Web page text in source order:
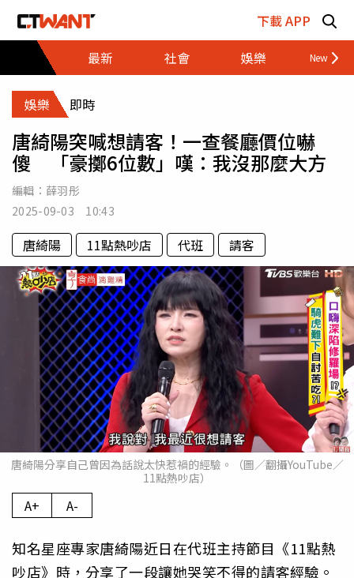
下載 APP
最新
社會 娛樂 財經
娛樂 即時
唐綺陽突喊想請客！一查餐廳價位嚇
傻 「豪擲6位數」嘆：我沒那麼大方
編輯： 薛羽彤
2025-09-03 10:43
唐綺陽 11點熱吵店 代班 請客
唐綺陽分享自己曾因為話說太快惹禍的經驗。（圖／翻攝YouTube／
11點熱吵店）
A+ A-
知名星座專家唐綺陽近日在代班主持節目《11點熱
吵店》時，分享了一段讓她哭笑不得的請客經驗。